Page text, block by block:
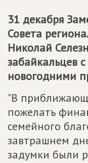
31 декабря
Совета
Николай
забайкальцев
новогодними
"В
пожелать
семейного
завтрашнем
задумки были